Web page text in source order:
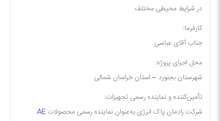
در شرایط محیطی مختلف
کارفرما:
جناب آقای عباسی
محل اجرای پروژه:
شهرستان بجنورد – استان خراسان شمالی
تأمین‌کننده و نماینده رسمی تجهیزات:
شرکترادمان پاک انرژیبه‌عنواننماینده رسمی محصولات AE